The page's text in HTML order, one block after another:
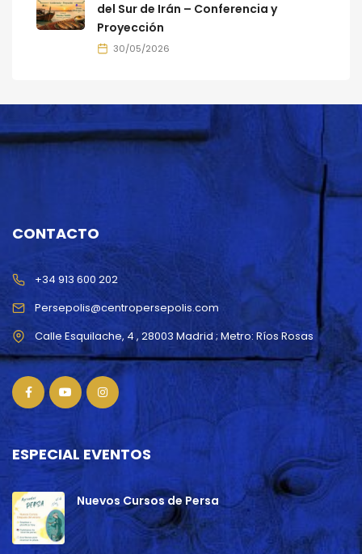
del Sur de Irán – Conferencia y
Proyección
30/05/2026
CONTACTO
Persepolis@centropersepolis.com
+34 913 600 202
ESPECIAL EVENTOS
Nuevos Cursos de Persa